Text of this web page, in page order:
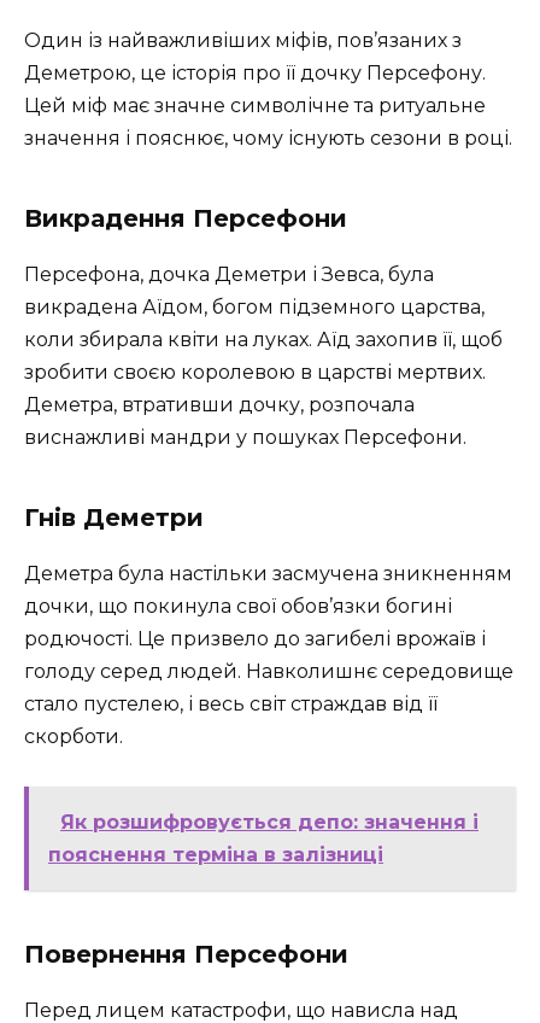
Один із найважливіших міфів, пов’язаних з
Деметрою, це історія про її дочку Персефону.
Цей міф має значне символічне та ритуальне
значення і пояснює, чому існують сезони в році.
Викрадення Персефони
Персефона, дочка Деметри і Зевса, була
викрадена Аїдом, богом підземного царства,
коли збирала квіти на луках. Аїд захопив її, щоб
зробити своєю королевою в царстві мертвих.
Деметра, втративши дочку, розпочала
виснажливі мандри у пошуках Персефони.
Гнів Деметри
Деметра була настільки засмучена зникненням
дочки, що покинула свої обов’язки богині
родючості. Це призвело до загибелі врожаїв і
голоду серед людей. Навколишнє середовище
стало пустелею, і весь світ страждав від її
скорботи.
Як розшифровується депо: значення і
пояснення терміна в залізниці
Повернення Персефони
Перед лицем катастрофи, що нависла над